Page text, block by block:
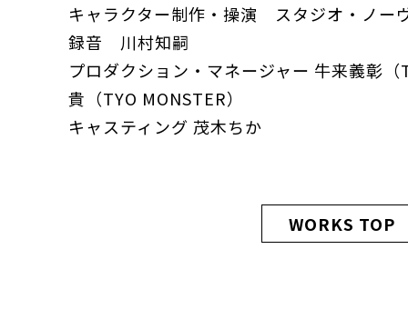
キャラクター制作・操演 スタジオ・ノー
録音 川村知嗣
プロダクション・マネージャー 牛来義彰
貴（TYO MONSTER）
キャスティング 茂木ちか
WORKS TOP